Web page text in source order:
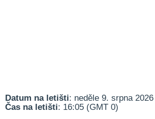
Datum na letišti: neděle 9. srpna 2026
Čas na letišti: 16:05 (GMT 0)